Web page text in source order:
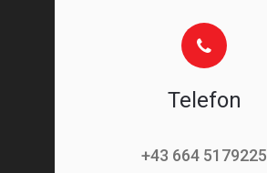
Telefon
+43 664 5179225